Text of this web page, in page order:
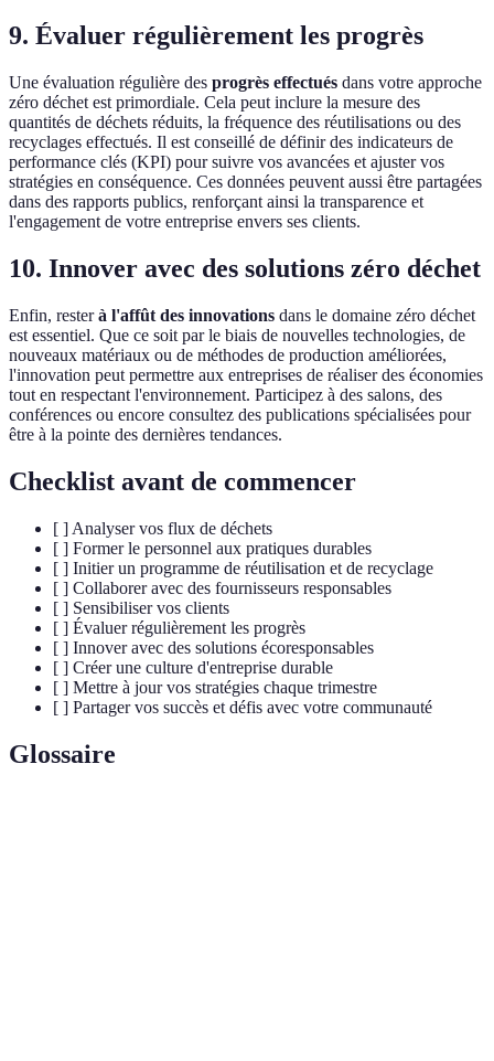
9. Évaluer régulièrement les progrès
Une évaluation régulière des progrès effectués dans votre approche
zéro déchet est primordiale. Cela peut inclure la mesure des
quantités de déchets réduits, la fréquence des réutilisations ou des
recyclages effectués. Il est conseillé de définir des indicateurs de
performance clés (KPI) pour suivre vos avancées et ajuster vos
stratégies en conséquence. Ces données peuvent aussi être partagées
dans des rapports publics, renforçant ainsi la transparence et
l'engagement de votre entreprise envers ses clients.
10. Innover avec des solutions zéro déchet
Enfin, resterà l'affût des innovations dans le domaine zéro déchet
est essentiel. Que ce soit par le biais de nouvelles technologies, de
nouveaux matériaux ou de méthodes de production améliorées,
l'innovation peut permettre aux entreprises de réaliser des économies
tout en respectant l'environnement. Participez à des salons, des
conférences ou encore consultez des publications spécialisées pour
être à la pointe des dernières tendances.
Checklist avant de commencer
[ ] Analyser vos flux de déchets
[ ] Former le personnel aux pratiques durables
[ ] Initier un programme de réutilisation et de recyclage
[ ] Collaborer avec des fournisseurs responsables
[ ] Sensibiliser vos clients
[ ] Évaluer régulièrement les progrès
[ ] Innover avec des solutions écoresponsables
[ ] Créer une culture d'entreprise durable
[ ] Mettre à jour vos stratégies chaque trimestre
[ ] Partager vos succès et défis avec votre communauté
Glossaire